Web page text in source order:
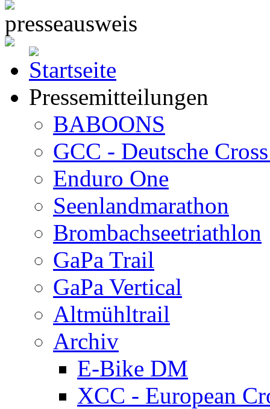
Pressemitteilungen
BABOONS
GCC - Deutsche
Enduro One
Seenlandmarathon
Brombachseetriathlon
GaPa Trail
GaPa Vertical
Altmühltrail
Archiv
E-Bike DM
XCC - European